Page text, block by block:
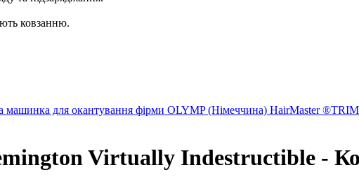
ковзанню.
машинка для окантування фірми OLYMP (Німеччина) HairMaster
Virtually Indestructible -